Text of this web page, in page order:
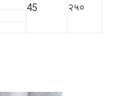
45 २५०